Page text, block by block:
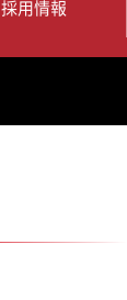
採用情報